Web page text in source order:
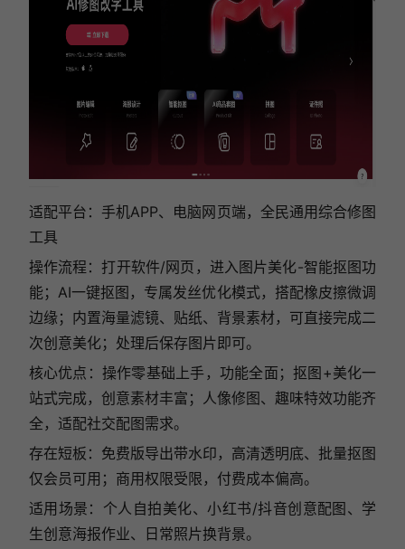
适配平台：手机APP、电脑网页端，全民通用综合修图
工具
操作流程：打开软件/网页，进入图片美化-智能抠图功
能；AI一键抠图，专属发丝优化模式，搭配橡皮擦微调
边缘；内置海量滤镜、贴纸、背景素材，可直接完成二
次创意美化；处理后保存图片即可。
核心优点：操作零基础上手，功能全面；抠图+美化一
站式完成，创意素材丰富；人像修图、趣味特效功能齐
全，适配社交配图需求。
存在短板：免费版导出带水印，高清透明底、批量抠图
仅会员可用；商用权限受限，付费成本偏高。
适用场景：个人自拍美化、小红书/抖音创意配图、学
生创意海报作业、日常照片换背景。